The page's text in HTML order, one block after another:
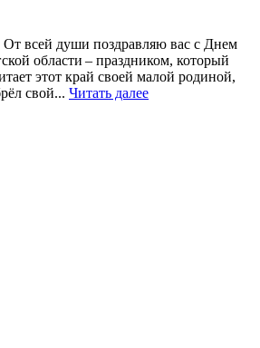
всей души поздравляю вас с Днем
области – праздником, который
этот край своей малой родиной,
свой... Читать далее